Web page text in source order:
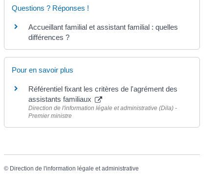
Questions ? Réponses !
Accueillant familial et assistant familial : quelles
différences ?
Pour en savoir plus
Référentiel fixant les critères de l'agrément des
assistants familiaux
Direction de l'information légale et administrative (Dila) -
Premier ministre
© Direction de l'information légale et administrative